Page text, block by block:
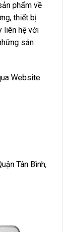
phẩm về
thiết bị
liên hệ với
sản
Website
Tân Bình,